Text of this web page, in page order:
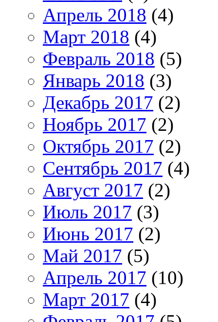
Апрель 2018 (4)
Март 2018 (4)
Февраль 2018 (5)
Январь 2018 (3)
Декабрь 2017 (2)
Ноябрь 2017 (2)
Октябрь 2017 (2)
Сентябрь 2017 (4)
Август 2017 (2)
Июль 2017 (3)
Июнь 2017 (2)
Май 2017 (5)
Апрель 2017 (10)
Март 2017 (4)